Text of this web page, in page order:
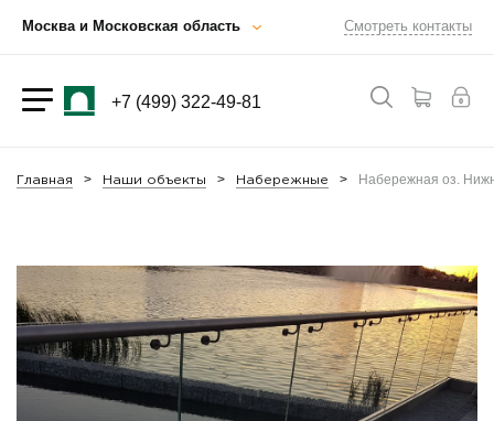
Москва и Московская область Смотреть контакты
+7 (499) 322-49-81
Главная Наши объекты Набережные Набережная оз.